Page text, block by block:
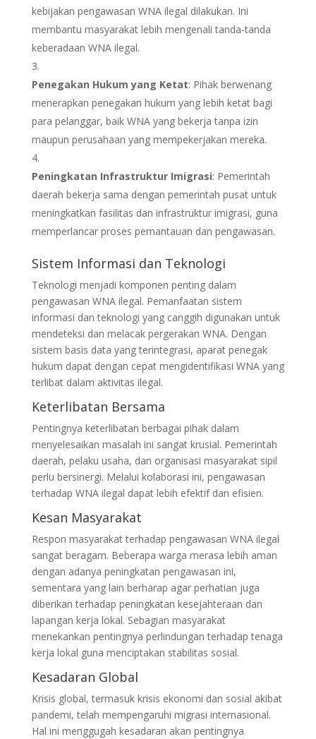
kebijakan pengawasan WNA ilegal dilakukan. Ini
membantu masyarakat lebih mengenali tanda-tanda
keberadaan WNA ilegal.
Penegakan Hukum yang Ketat: Pihak berwenang
menerapkan penegakan hukum yang lebih ketat bagi
para pelanggar, baik WNA yang bekerja tanpa izin
maupun perusahaan yang mempekerjakan mereka.
Peningkatan Infrastruktur Imigrasi: Pemerintah
daerah bekerja sama dengan pemerintah pusat untuk
meningkatkan fasilitas dan infrastruktur imigrasi, guna
memperlancar proses pemantauan dan pengawasan.
Sistem Informasi dan Teknologi
Teknologi menjadi komponen penting dalam
pengawasan WNA ilegal. Pemanfaatan sistem
informasi dan teknologi yang canggih digunakan untuk
mendeteksi dan melacak pergerakan WNA. Dengan
sistem basis data yang terintegrasi, aparat penegak
hukum dapat dengan cepat mengidentifikasi WNA yang
terlibat dalam aktivitas ilegal.
Keterlibatan Bersama
Pentingnya keterlibatan berbagai pihak dalam
menyelesaikan masalah ini sangat krusial. Pemerintah
daerah, pelaku usaha, dan organisasi masyarakat sipil
perlu bersinergi. Melalui kolaborasi ini, pengawasan
terhadap WNA ilegal dapat lebih efektif dan efisien.
Kesan Masyarakat
Respon masyarakat terhadap pengawasan WNA ilegal
sangat beragam. Beberapa warga merasa lebih aman
dengan adanya peningkatan pengawasan ini,
sementara yang lain berharap agar perhatian juga
diberikan terhadap peningkatan kesejahteraan dan
lapangan kerja lokal. Sebagian masyarakat
menekankan pentingnya perlindungan terhadap tenaga
kerja lokal guna menciptakan stabilitas sosial.
Kesadaran Global
Krisis global, termasuk krisis ekonomi dan sosial akibat
pandemi, telah mempengaruhi migrasi internasional.
Hal ini menggugah kesadaran akan pentingnya